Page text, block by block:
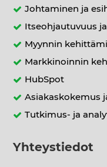
Johtaminen ja
Itseohjautuvuus
Myynnin
Markkinoinnin
HubSpot
Asiakaskokemus
Tutkimus- ja
Yhteystiedot